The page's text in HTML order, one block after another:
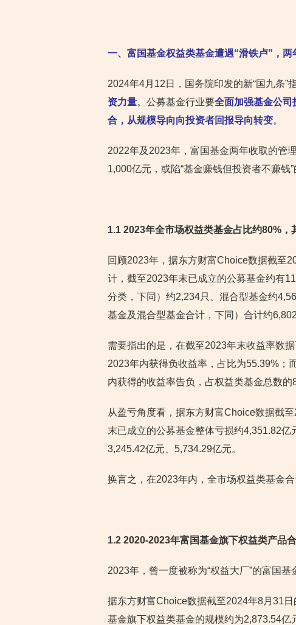
一、富国基金权益类基金遭遇“滑铁卢”，
2024年4月12日，国务院印发的新“国九条”
资力量。公募基金行业要全面加强基金公司
合，从规模导向向投资者回报导向转变。
2022年及2023年，富国基金两年收取的管
1,000亿元，或陷“基金赚钱但投资者不赚钱”
1.1 2023年全市场权益类基金占比约80%，
回顾2023年，据东方财富Choice数据截至
计，截至2023年末已成立的公募基金约有
分类，下同）约2,234只、混合型基金约
基金及混合型基金合计，下同）合计约6,802
需要指出的是，在截至2023年末收益率数
2023年内获得负收益率，占比为55.39%；
内获得的收益率告负，占权益类基金总数的
从盈亏角度看，据东方财富Choice数据截
末已成立的公募基金整体亏损约4,351.82
3,245.42亿元、5,734.29亿元。
换言之，在2023年内，全市场权益类基金合
1.2 2020-2023年富国基金旗下权益类产品
2023年，曾一度被称为“权益大厂”的富国
据东方财富Choice数据截至2024年8月31
基金旗下权益类基金的规模约为2,873.54亿